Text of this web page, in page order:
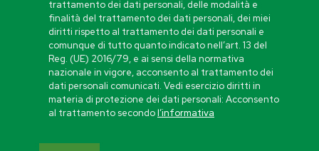
trattamento dei dati personali, delle modalità e
finalità del trattamento dei dati personali, dei miei
diritti rispetto al trattamento dei dati personali e
comunque di tutto quanto indicato nell’art. 13 del
Reg. (UE) 2016/79, e ai sensi della normativa
nazionale in vigore, acconsento al trattamento dei
dati personali comunicati. Vedi esercizio diritti in
materia di protezione dei dati personali: Acconsento
al trattamento secondol’informativa